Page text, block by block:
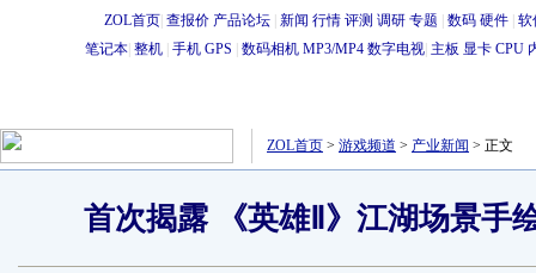
ZOL首页| 查报价 产品论坛| 新闻 行情 评测 调研 专题 数码 硬件| 软
笔记本| 整机| 手机 GPS 数码相机 MP3/MP4 数字电视| 主板 显卡 CPU
ZOL首页 > 游戏频道 > 产业新闻 > 正文
首次揭露 《英雄Ⅱ》江湖场景手